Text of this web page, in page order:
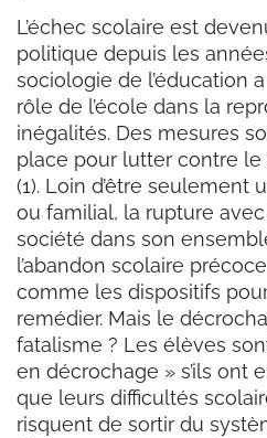
L’échec scolaire est
politique depuis les
sociologie de l’éducation
rôle de l’école dans la
inégalités. Des mesures
place pour lutter contre
(1). Loin d’être
ou familial, la rupture
société dans son
l’abandon scolaire
comme les dispositifs
remédier. Mais le
fatalisme ? Les élèves
en décrochage » s’ils ont
que leurs difficultés
risquent de sortir du